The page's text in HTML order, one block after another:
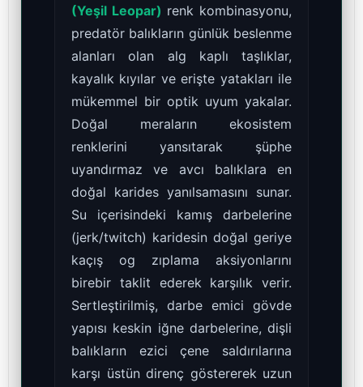
(Yeşil Leopar) renk kombinasyonu,
predatör balıkların günlük beslenme
alanları olan alg kaplı taşlıklar,
kayalık kıyılar ve erişte yatakları ile
mükemmel bir optik uyum yakalar.
Doğal meraların ekosistem
renklerini yansıtarak şüphe
uyandırmaz ve avcı balıklara en
doğal karides yanılsamasını sunar.
Su içerisindeki kamış darbelerine
(jerk/twitch) karidesin doğal geriye
kaçış og zıplama aksiyonlarını
birebir taklit ederek karşılık verir.
Sertleştirilmiş, darbe emici gövde
yapısı keskin iğne darbelerine, dişli
balıkların ezici çene saldırılarına
karşı üstün direnç göstererek uzun